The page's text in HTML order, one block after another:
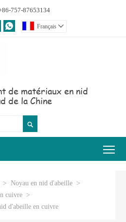
757-87653134
 Français 
de matériaux en nid
de la Chine

> Noyau en nid d'abeille >
cuivre >
d'abeille en cuivre